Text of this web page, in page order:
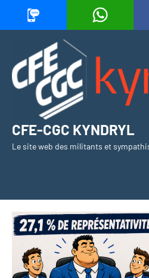
contenu
CFE-CGC KYNDRYL
Le site web des militants et